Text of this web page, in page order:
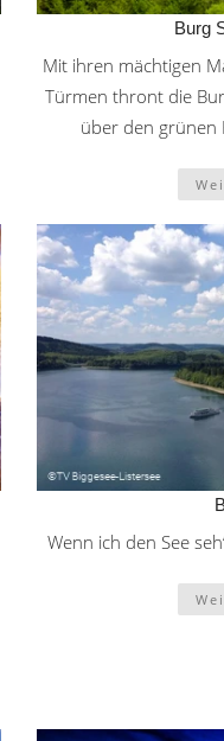
Burg
Mit ihren mächtigen
Türmen thront die
über den grünen
Wenn ich den See